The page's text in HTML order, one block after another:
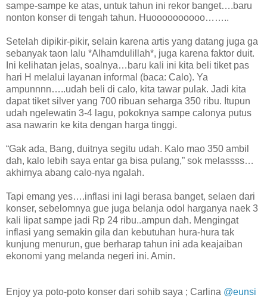
sampe-sampe ke atas, untuk tahun ini rekor banget….baru
nonton konser di tengah tahun. Huoooooooooo……..
Setelah dipikir-pikir, selain karena artis yang datang juga ga
sebanyak taon lalu *Alhamdulillah*, juga karena faktor duit.
Ini kelihatan jelas, soalnya…baru kali ini kita beli tiket pas
hari H melalui layanan informal (baca: Calo). Ya
ampunnnn…..udah beli di calo, kita tawar pulak. Jadi kita
dapat tiket silver yang 700 ribuan seharga 350 ribu. Itupun
udah ngelewatin 3-4 lagu, pokoknya sampe calonya putus
asa nawarin ke kita dengan harga tinggi.
“Gak ada, Bang, duitnya segitu udah. Kalo mao 350 ambil
dah, kalo lebih saya entar ga bisa pulang,” sok melassss…
akhirnya abang calo-nya ngalah.
Tapi emang yes….inflasi ini lagi berasa banget, selaen dari
konser, sebelomnya gue juga belanja odol harganya naek 3
kali lipat sampe jadi Rp 24 ribu..ampun dah. Mengingat
inflasi yang semakin gila dan kebutuhan hura-hura tak
kunjung menurun, gue berharap tahun ini ada keajaiban
ekonomi yang melanda negeri ini. Amin.
Enjoy ya poto-poto konser dari sohib saya ; Carlina @eunsi